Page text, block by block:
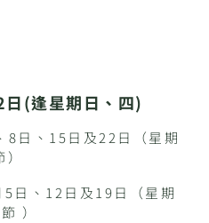
(逢星期日、四)
日、15日及22日（星期
日、12日及19日（星期
）